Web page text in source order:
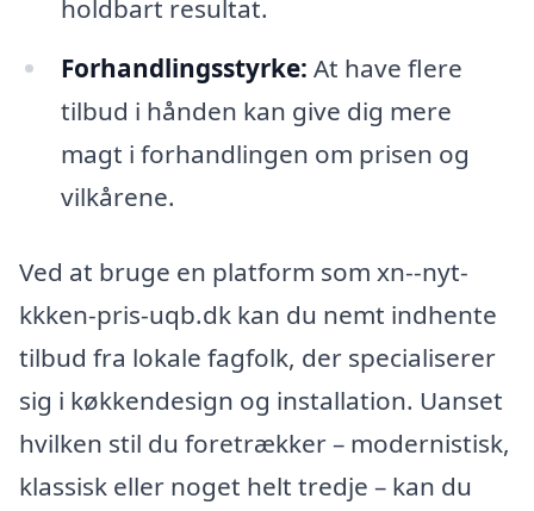
holdbart resultat.
Forhandlingsstyrke: At have flere
tilbud i hånden kan give dig mere
magt i forhandlingen om prisen og
vilkårene.
Ved at bruge en platform som xn--nyt-
kkken-pris-uqb.dk kan du nemt indhente
tilbud fra lokale fagfolk, der specialiserer
sig i køkkendesign og installation. Uanset
hvilken stil du foretrækker – modernistisk,
klassisk eller noget helt tredje – kan du